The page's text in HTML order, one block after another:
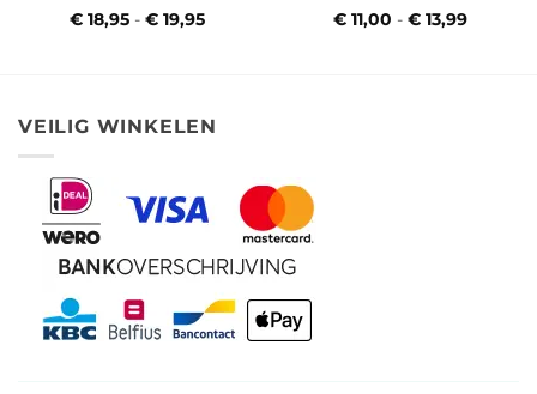
Waardering
€ 18,95 - € 19,95 €11,00 - €13,99
VEILIG WINKELEN